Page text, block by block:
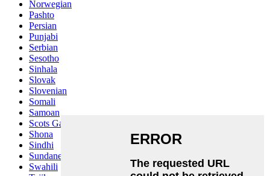
Norwegian
Pashto
Persian
Punjabi
Serbian
Sesotho
Sinhala
Slovak
Slovenian
Somali
Samoan
Scots Gaelic
Shona
Sindhi
Sundanese
Swahili